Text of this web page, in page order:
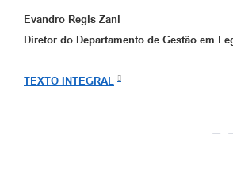
Evandro Regis Zani
Diretor do Departamento de Gestão em
TEXTO INTEGRAL